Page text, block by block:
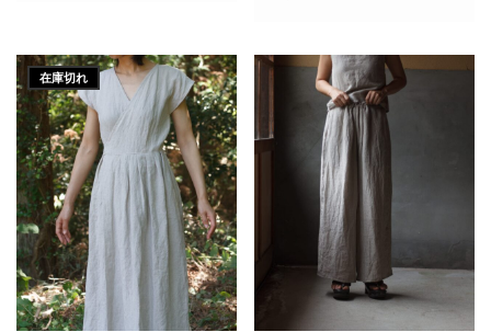
ら
選
択
で
き
ま
す
ら
選
択
で
き
ま
す
在庫切れ